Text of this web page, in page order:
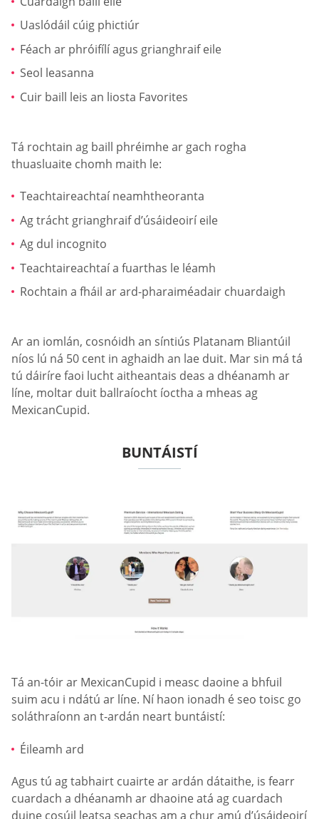
Uaslódáil cúig phictiúr
Féach ar phróifílí agus grianghraif eile
Seol leasanna
Cuir baill leis an liosta Favorites
Tá rochtain ag baill phréimhe ar gach rogha
thuasluaite chomh maith le:
Teachtaireachtaí neamhtheoranta
Ag trácht grianghraif d’úsáideoirí eile
Ag dul incognito
Teachtaireachtaí a fuarthas le léamh
Rochtain a fháil ar ard-pharaiméadair chuardaigh
Ar an iomlán, cosnóidh an síntiús Platanam Bliantúil
níos lú ná 50 cent in aghaidh an lae duit. Mar sin má tá
tú dáiríre faoi lucht aitheantais deas a dhéanamh ar
líne, moltar duit ballraíocht íoctha a mheas ag
MexicanCupid.
BUNTÁISTÍ
Tá an-tóir ar MexicanCupid i measc daoine a bhfuil
suim acu i ndátú ar líne. Ní haon ionadh é seo toisc go
soláthraíonn an t-ardán neart buntáistí:
Éileamh ard
Agus tú ag tabhairt cuairte ar ardán dátaithe, is fearr
cuardach a dhéanamh ar dhaoine atá ag cuardach
duine cosúil leatsa seachas am a chur amú d’úsáideoirí